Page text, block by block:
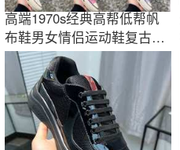
高端1970s经典高帮低帮帆
布鞋男女情侣运动鞋复古板
鞋潮